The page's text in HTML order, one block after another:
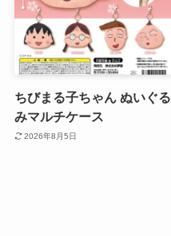
ちびまる子ちゃん ぬいぐる
みマルチケース
2026年8月5日